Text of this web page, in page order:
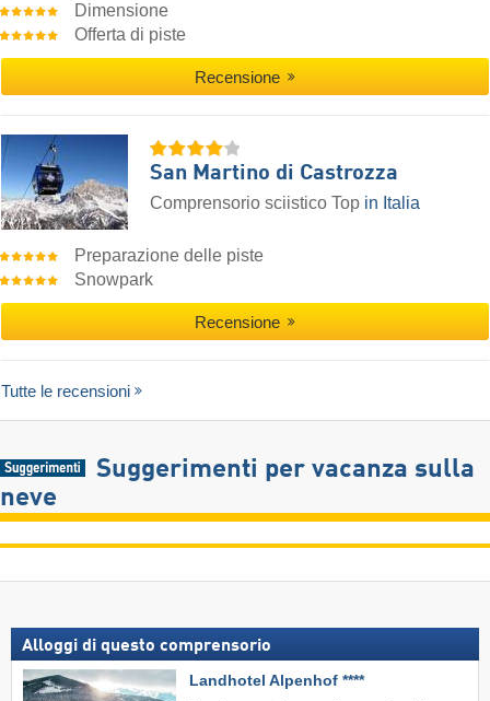
Dimensione
Offerta di piste
Recensione
San Martino di Castrozza
Comprensorio sciistico Top in Italia
Preparazione delle piste
Snowpark
Recensione
Tutte le recensioni
Suggerimenti per vacanza sulla
neve
Alloggi di questo comprensorio
Landhotel Alpenhof ****